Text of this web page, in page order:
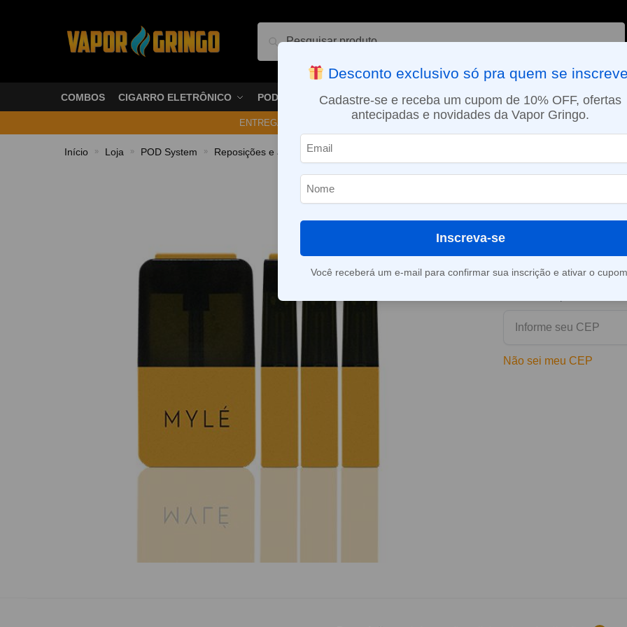
Pesquisar
COMBOS CIGARRO ELETRÔNICO PODS VAPORIZADOR DE ERVAS E-LIQUÍDOS NICOTINA ORAL
ENTREGA NO MESMO DIA EM SÃO PAULO (SEG A SEX): PEDIDOS APROVADOS ATÉ
Início » Loja » POD System » Reposições e acessórios »
Pod Mylé
Device –
Este produto está fora
Consultar prazo e valor
Não sei meu CEP
Desconto exclusivo só pra quem se
Cadastre-se e receba um cupom de 10% OFF, ofertas
antecipadas e novidades da Vapor Gringo.
Inscreva-se
Você receberá um e-mail para confirmar sua inscrição e ativar o